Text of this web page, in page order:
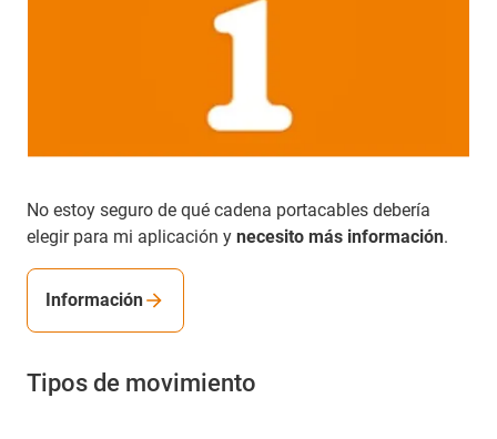
No estoy seguro de qué cadena portacables debería
elegir para mi aplicación y necesito más información.
Información
Tipos de movimiento